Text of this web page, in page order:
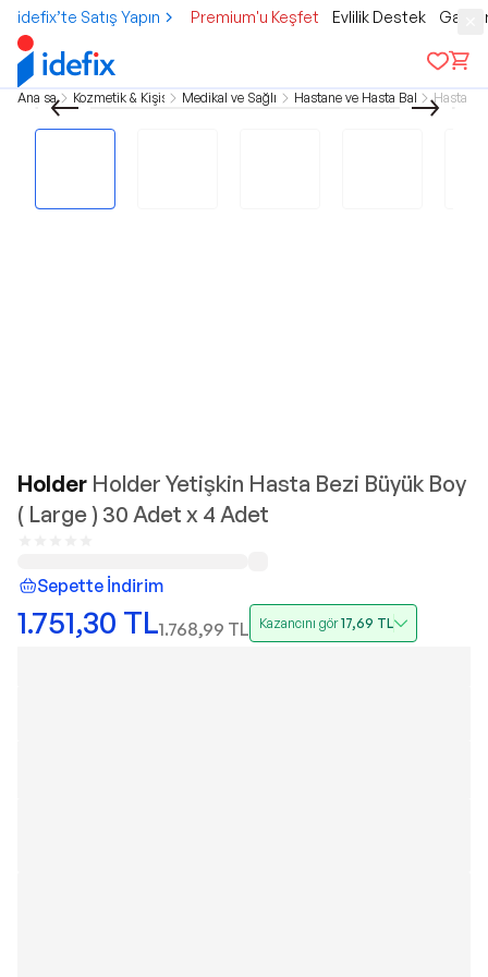
idefix’te Satış Yapın Premium'u Keşfet Evlilik Destek
Ana sayfa Kozmetik & Kişisel BakımMedikal ve Sağlık ÜrünleriHastane ve Hasta Bakım Ürünleri
Hasta
Holder Holder Yetişkin Hasta Bezi Büyük Boy
( Large ) 30 Adet x 4 Adet
Sepette İndirim
1.751,30 TL1.768,99 TL Kazancını gör17,69 TL